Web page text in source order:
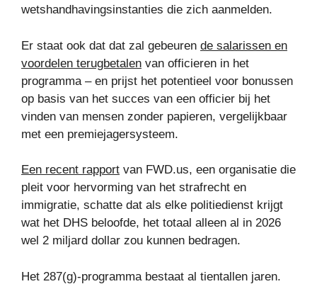
wetshandhavingsinstanties die zich aanmelden.
Er staat ook dat dat zal gebeuren de salarissen en
voordelen terugbetalen van officieren in het
programma – en prijst het potentieel voor bonussen
op basis van het succes van een officier bij het
vinden van mensen zonder papieren, vergelijkbaar
met een premiejagersysteem.
Een recent rapport van FWD.us, een organisatie die
pleit voor hervorming van het strafrecht en
immigratie, schatte dat als elke politiedienst krijgt
wat het DHS beloofde, het totaal alleen al in 2026
wel 2 miljard dollar zou kunnen bedragen.
Het 287(g)-programma bestaat al tientallen jaren.